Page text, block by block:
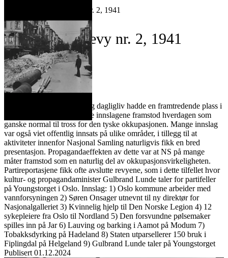
Norsk Films revy nr. 2, 1941
Norsk Films revy nr. 2, 1941
Film
Forfatter:
Leverandør:
Norgesfilm AS
Lisens:
Reportasjer fra arbeidsliv og dagligliv hadde en framtredende plass i
filmrevyene. Gjennom disse innslagene framstod hverdagen som
ganske normal til tross for den tyske okkupasjonen. Mange innslag
var også viet offentlig innsats på ulike områder, i tillegg til at
aktiviteter innenfor Nasjonal Samling naturligvis fikk en bred
presentasjon. Propagandaeffekten av dette var at NS på mange
måter framstod som en naturlig del av okkupasjonsvirkeligheten.
Partireportasjene fikk ofte avslutte revyene, som i dette tilfellet hvor
kultur- og propagandaminister Gulbrand Lunde taler for partifeller
på Youngstorget i Oslo. Innslag: 1) Oslo kommune arbeider med
vannforsyningen 2) Søren Onsager utnevnt til ny direktør for
Nasjonalgalleriet 3) Kvinnelig hjelp til Den Norske Legion 4) 12
sykepleiere fra Oslo til Nordland 5) Den forsvundne pølsemaker
spilles inn på Jar 6) Lauving og barking i Aamot på Modum 7)
Tobakksdyrking på Hadeland 8) Staten utparsellerer 150 bruk i
Fiplingdal på Helgeland 9) Gulbrand Lunde taler på Youngstorget
Publisert 01.12.2024